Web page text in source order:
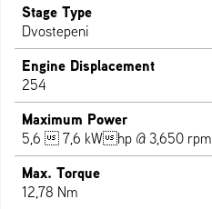
Stage Type
Dvostepeni
Engine Displacement
254
Maximum Power
5,6  7,6 kWhp @ 3,650 rpm
Max. Torque
12,78 Nm